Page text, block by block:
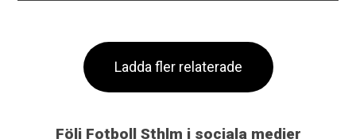
Ladda fler relaterade
Följ Fotboll Sthlm i sociala medier